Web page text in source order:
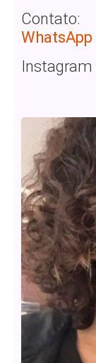
Contato:
WhatsApp
Instagram